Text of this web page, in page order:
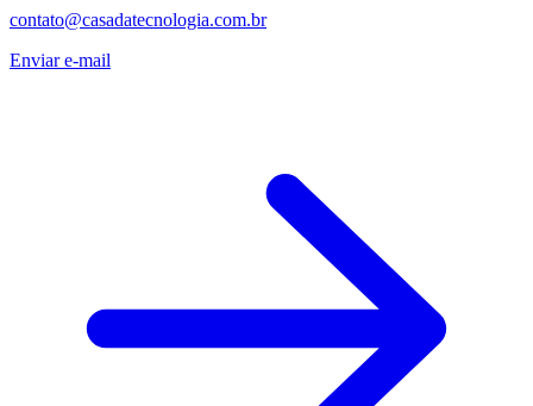
contato@casadatecnologia.com.br
Enviar e-mail